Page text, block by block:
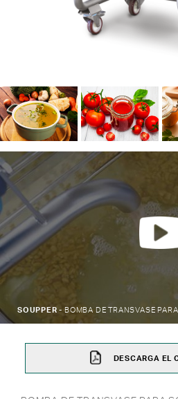
DESCARGA EL
SOUPPER - BOMBA DE TRANSVASE